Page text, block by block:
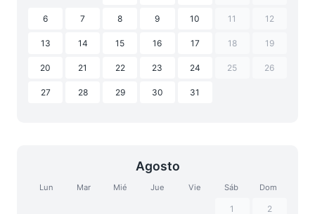
6 7 8 9 10 11 12
13 14 15 16 17 18 19
20 21 22 23 24 25 26
27 28 29 30 31
Agosto
Lun Mar Mié Jue Vie Sáb Dom
1 2